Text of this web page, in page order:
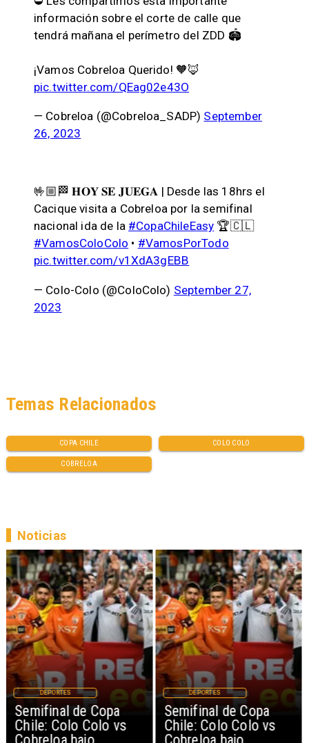
información sobre el corte de calle que
tendrá mañana el perímetro del ZDD 🏟️
¡Vamos Cobreloa Querido! 🧡🦊
pic.twitter.com/QEag02e43O
— Cobreloa (@Cobreloa_SADP) September
26, 2023
🤟🏼🏁 𝐇𝐎𝐘 𝐒𝐄 𝐉𝐔𝐄𝐆𝐀 | Desde las 18hrs el
Cacique visita a Cobreloa por la semifinal
nacional ida de la #CopaChileEasy 🏆🇨🇱
#VamosColoColo • #VamosPorTodo
pic.twitter.com/v1XdA3gEBB
— Colo-Colo (@ColoColo) September 27,
2023
COPA CHILE COLO COLO
COBRELOA
Temas Relacionados
Semifinal de Copa
Chile: Colo Colo vs
DEPORTES
Semifinal de Copa
Chile: Colo Colo vs
DEPORTES
Noticias